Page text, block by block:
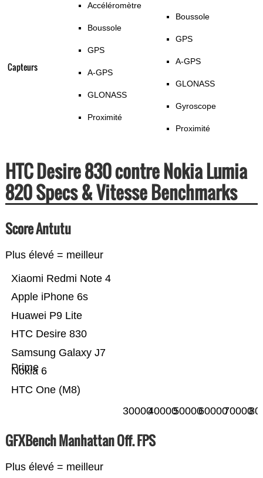
Capteurs
Accéléromètre
Boussole
GPS
A-GPS
GLONASS
Proximité
Boussole
GPS
A-GPS
GLONASS
Gyroscope
Proximité
HTC Desire 830 contre Nokia Lumia
820 Specs & Vitesse Benchmarks
Score Antutu
Plus élevé = meilleur
HTC One (M8)
Nokia 6
Samsung Galaxy J7
Prime
HTC Desire 830
Huawei P9 Lite
Apple iPhone 6s
Xiaomi Redmi Note 4
3000040000500006000070000
GFXBench Manhattan Off. FPS
Plus élevé = meilleur